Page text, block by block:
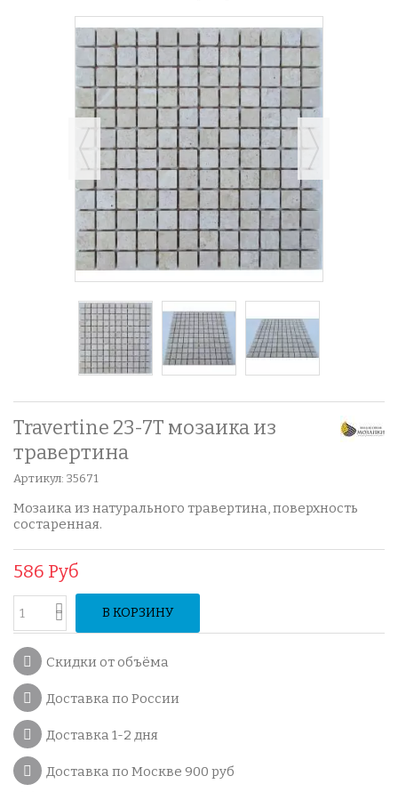
Travertine 23-7T мозаика из
травертина
Артикул: 35671
Мозаика из натурального травертина, поверхность
состаренная.
586 Руб
В КОРЗИНУ
Скидки от объёма
Доставка по России
Доставка 1-2 дня
Доставка по Москве 900 руб